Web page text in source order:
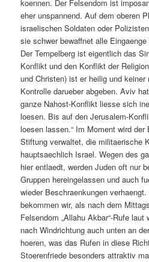
koennen. Der Felsendom ist
eher unspannend. Auf dem oberen
israelischen Soldaten oder
sie schwer bewaffnet alle
Der Tempelberg ist eigentlich das
Konflikt und den Konflikt der
und Christen) ist er heilig und
Kontrolle darueber abgeben. Aviv
ganze Nahost-Konflikt liesse sich
loesen. Bis auf den Jerusalem-
loesen lassen.“ Im Moment wird
Stiftung verwaltet, die militaerische
hauptsaechlich Israel. Wegen des
hier entlaedt, werden Juden oft nur
Gruppen hereingelassen und auch
wieder Beschraenkungen
bekommen wir, als nach dem
Felsendom „Allahu Akbar“-Rufe
nach Windrichtung auch unten an
hoeren, was das Rufen in diese
Stoerenfriede besonders attraktiv